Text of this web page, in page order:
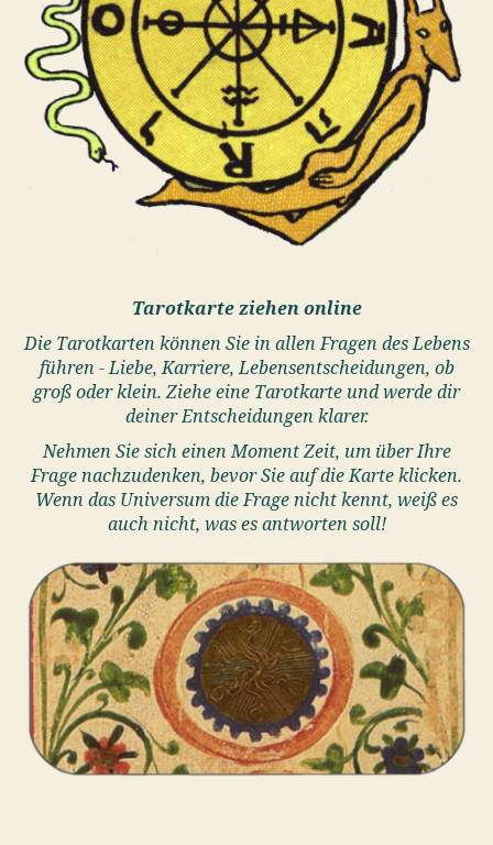
Tarotkarte ziehen online
Die Tarotkarten können Sie in allen Fragen des Lebens
führen - Liebe, Karriere, Lebensentscheidungen, ob
groß oder klein. Ziehe eine Tarotkarte und werde dir
deiner Entscheidungen klarer.
Nehmen Sie sich einen Moment Zeit, um über Ihre
Frage nachzudenken, bevor Sie auf die Karte klicken.
Wenn das Universum die Frage nicht kennt, weiß es
auch nicht, was es antworten soll!